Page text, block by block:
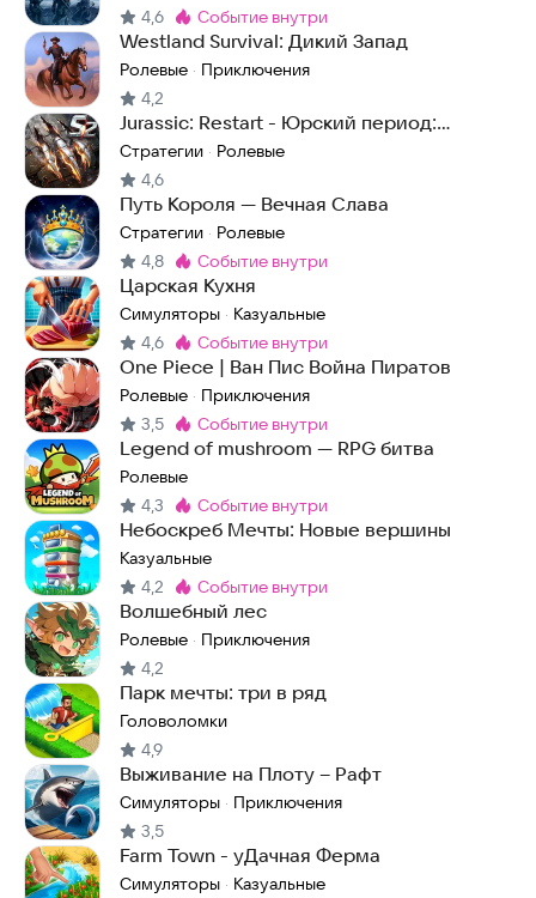
4,6 Метка:
событие внутри
Westland Survival: Дикий Запад
Ролевые · Приключения
4,2
Jurassic: Restart - Юрский период:
Перезапуск
Стратегии · Ролевые
4,6
Путь Короля — Вечная Слава
Стратегии · Ролевые
4,8 Метка:
событие внутри
Царская Кухня
Симуляторы · Казуальные
4,6 Метка:
событие внутри
One Piece | Ван Пис Война Пиратов
Ролевые · Приключения
3,5 Метка:
событие внутри
Legend of mushroom — RPG битва
Ролевые
4,3
Метка:
событие внутри
Небоскреб Мечты: Новые вершины
Казуальные
4,2
Метка:
событие внутри
Волшебный лес
Ролевые · Приключения
4,2
Парк мечты: три в ряд
Головоломки
4,9
Выживание на Плоту – Рафт
Симуляторы · Приключения
3,5
Farm Town - уДачная Ферма
Симуляторы · Казуальные